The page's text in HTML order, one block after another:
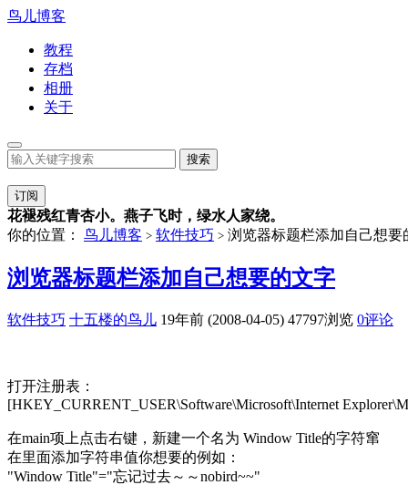
鸟儿博客
教程
存档
相册
关于
订阅
花褪残红青杏小。燕子飞时，绿水人家绕。
你的位置： 鸟儿博客 > 软件技巧 > 浏览器标题栏添加自己想要
浏览器标题栏添加自己想要的文字
软件技巧 十五楼的鸟儿 19年前 (2008-04-05) 47797浏览 0评论
打开注册表：
[HKEY_CURRENT_USER\Software\Microsoft\Internet
在main项上点击右键，新建一个名为 Window Title的字符窜
在里面添加字符串值你想要的例如：
"Window Title"="忘记过去～～nobird~~"